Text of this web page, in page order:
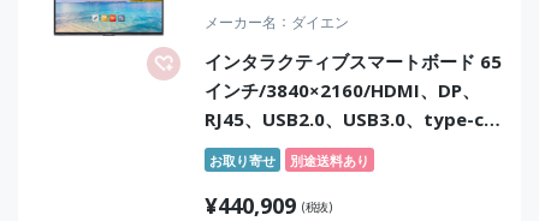
メーカー名 ダイエン
インタラクティブスマートボード 65
インチ/3840×2160/HDMI、DP、
RJ45、USB2.0、USB3.0、type-c、
mic、Touch、RS232C/ブラック/ス
ピーカー：あり
お取り寄せ 別途送料あり
¥440,909 (税抜)